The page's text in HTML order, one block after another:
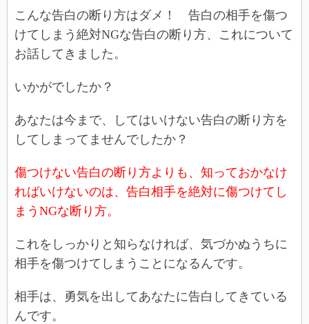
こんな告白の断り方はダメ！ 告白の相手を傷つ
けてしまう絶対NGな告白の断り方、これについて
お話してきました。
いかがでしたか？
あなたは今まで、してはいけない告白の断り方を
してしまってませんでしたか？
傷つけない告白の断り方よりも、知っておかなけ
ればいけないのは、告白相手を絶対に傷つけてし
まうNGな断り方。
これをしっかりと知らなければ、気づかぬうちに
相手を傷つけてしまうことになるんです。
相手は、勇気を出してあなたに告白してきている
んです。